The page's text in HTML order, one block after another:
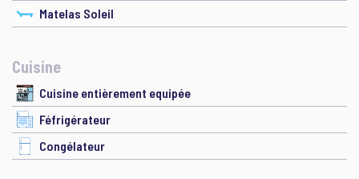
Matelas Soleil
Cuisine
Cuisine entièrement equipée
Féfrigérateur
Congélateur